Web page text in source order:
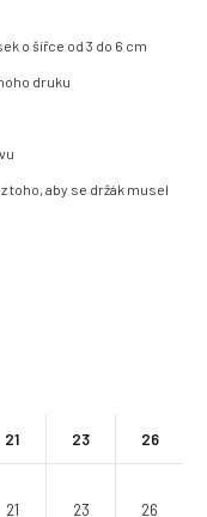
o šířce od 3 do 6 cm
druku
toho, aby se držák musel
21 23 26
21 23 26